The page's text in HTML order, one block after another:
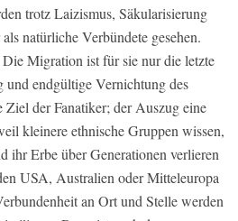
trotz Laizismus, Säkularisierung
natürliche Verbündete gesehen.
Migration ist für sie nur die letzte
endgültige Vernichtung des
Ziel der Fanatiker; der Auszug eine
kleinere ethnische Gruppen wissen,
ihr Erbe über Generationen verlieren
USA, Australien oder Mitteleuropa
an Ort und Stelle werden